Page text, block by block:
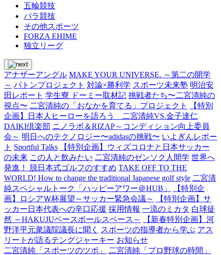
五輪競技
パラ競技
その他スポーツ
FORZA EHIME
独立リーグ
アナザーアングル MAKE YOUR UNIVERSE. ～第二の開学
～ バトンプロジェクト 対論×勝利学 スポーツ未来塾 明治安
田レポート 学生寮 ドーミー取材記 挑戦者たち〜二宮清純の
視点〜 二宮清純の「おなかを育てる」プロジェクト
【特別
企画】日本人ヒーローを語ろう 二宮清純VS.金子達仁
DAIKI倶楽部 ニノラボ＆RIZAP～コンディション向上委員
会～ 明日へのテクノロジー〜adidasの挑戦〜 いよぎんレポー
ト Sportful Talks
【特別企画】ウィズコロナと日本サッカー
の未来 この人と飲みたい 二宮清純のゼンソク人間学 世界へ
発進！ 脱日本式ゴルフのすすめ TAKE OFF TO THE
WORLD! How to change the traditional Japanese golf style 二宮清
純スペシャルトーク「ハッピーアワー＠HUB」
【特別企
画】ロシアＷ杯展望～サッカー緊急会議～
【特別企画】サ
ッカー日本代表への辛口応援 採用情報 一流のミカタ 白球徒
然 ～HAKUJUベースボールスペース～
【新春特別企画】河
野洋平元衆議院議長に聞く
スポーツの指導者から学ぶ アス
リートが語るテングジャーキー お知らせ
二宮清純「スポーツのツボ」
二宮清純「プロ野球の時間」